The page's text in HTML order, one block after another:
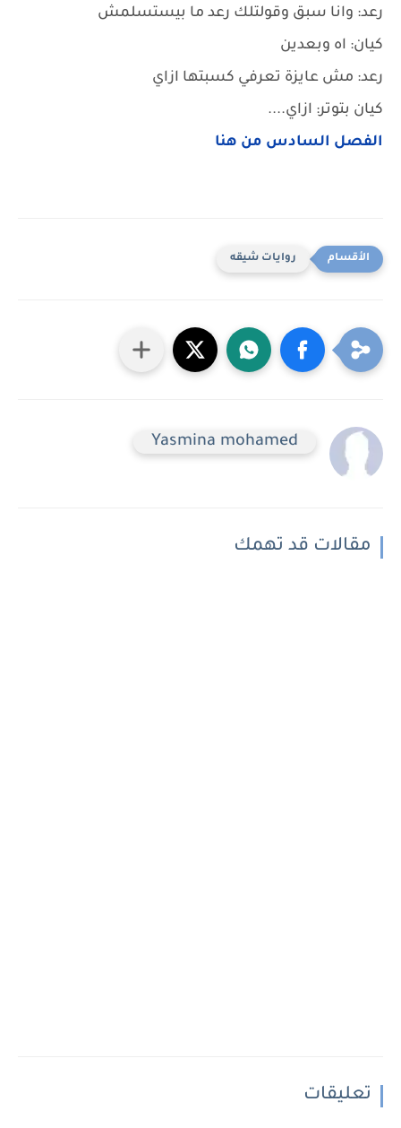
رعد: وانا سبق وقولتلك رعد ما بيستسلمش
كيان: اه وبعدين
رعد: مش عايزة تعرفي كسبتها ازاي
كيان بتوتر: ازاي....
الفصل السادس من هنا
روايات شيقه
Yasmina mohamed
مقالات قد تهمك
تعليقات